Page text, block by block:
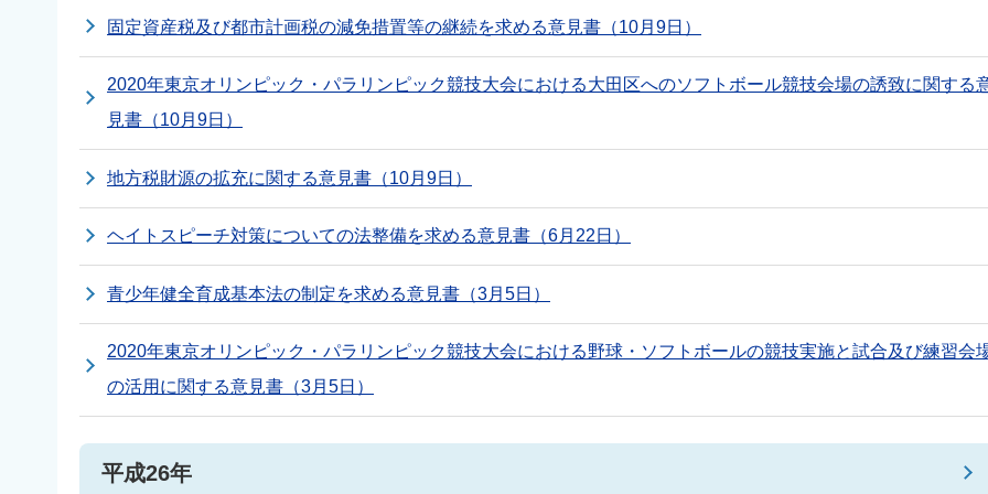
固定資産税及び都市計画税の減免措置等の継続を求める意見書（10月9日）
2020年東京オリンピック・パラリンピック競技大会における大田区へのソフトボール競技会場の誘致に関する
見書（10月9日）
地方税財源の拡充に関する意見書（10月9日）
ヘイトスピーチ対策についての法整備を求める意見書（6月22日）
青少年健全育成基本法の制定を求める意見書（3月5日）
2020年東京オリンピック・パラリンピック競技大会における野球・ソフトボールの競技実施と試合及び練習会
の活用に関する意見書（3月5日）
平成26年